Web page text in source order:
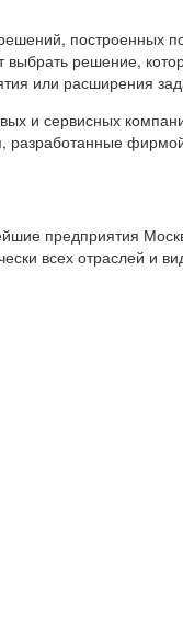
построенных
решение,
или расширения
и сервисных
разработанные
предприятия
всех отраслей и